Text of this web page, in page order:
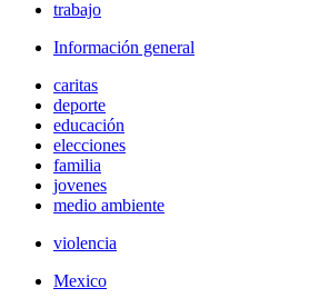
trabajo
Información general
caritas
deporte
educación
elecciones
familia
jovenes
medio ambiente
violencia
Mexico